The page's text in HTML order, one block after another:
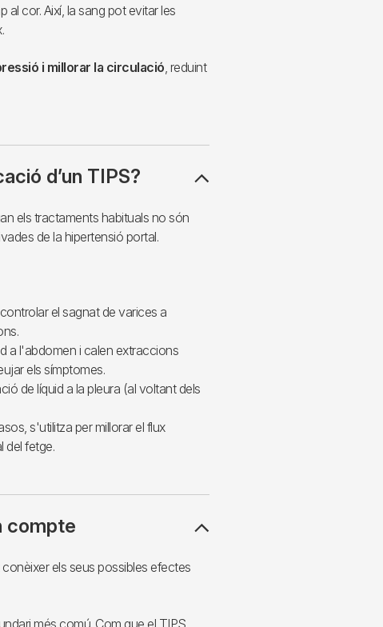
al cor. Així, la sang pot evitar les
i millorar la circulació , reduint
d’un TIPS?
els tractaments habituals no són
de la hipertensió portal.
el sagnat de varices a
a l'abdomen i calen extraccions
els símptomes.
de líquid a la pleura (al voltant dels
s'utilitza per millorar el flux
del fetge.
compte
els seus possibles efectes
més comú. Com que el TIPS